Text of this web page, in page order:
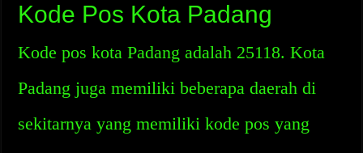
Kode Pos Kota Padang
Kode pos kota Padang adalah 25118. Kota
Padang juga memiliki beberapa daerah di
sekitarnya yang memiliki kode pos yang